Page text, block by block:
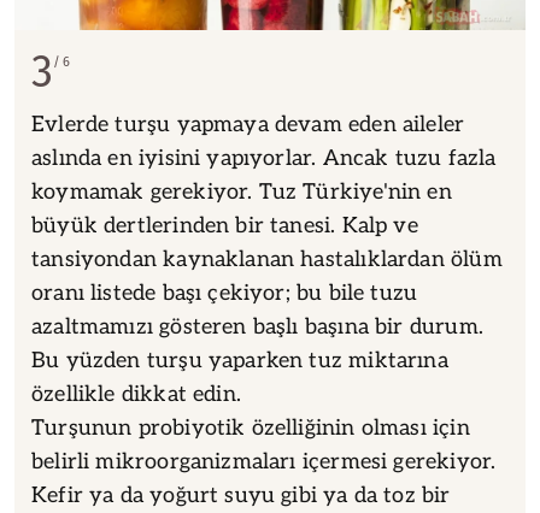
3 6
Evlerde turşu yapmaya devam eden aileler
aslında en iyisini yapıyorlar. Ancak tuzu fazla
koymamak gerekiyor. Tuz Türkiye'nin en
büyük dertlerinden bir tanesi. Kalp ve
tansiyondan kaynaklanan hastalıklardan ölüm
oranı listede başı çekiyor; bu bile tuzu
azaltmamızı gösteren başlı başına bir durum.
Bu yüzden turşu yaparken tuz miktarına
özellikle dikkat edin.
Turşunun probiyotik özelliğinin olması için
belirli mikroorganizmaları içermesi gerekiyor.
Kefir ya da yoğurt suyu gibi ya da toz bir